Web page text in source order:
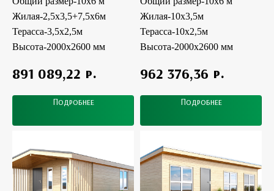
Жилая-2,5х3,5+7,5х6м
Терасса-3,5х2,5м
Высота-2000х2600 мм
891 089,22 р.
Подробнее
Жилая-10х3,5м
Терасса-10х2,5м
Высота-2000х2600 мм
962 376,36 р.
Подробнее